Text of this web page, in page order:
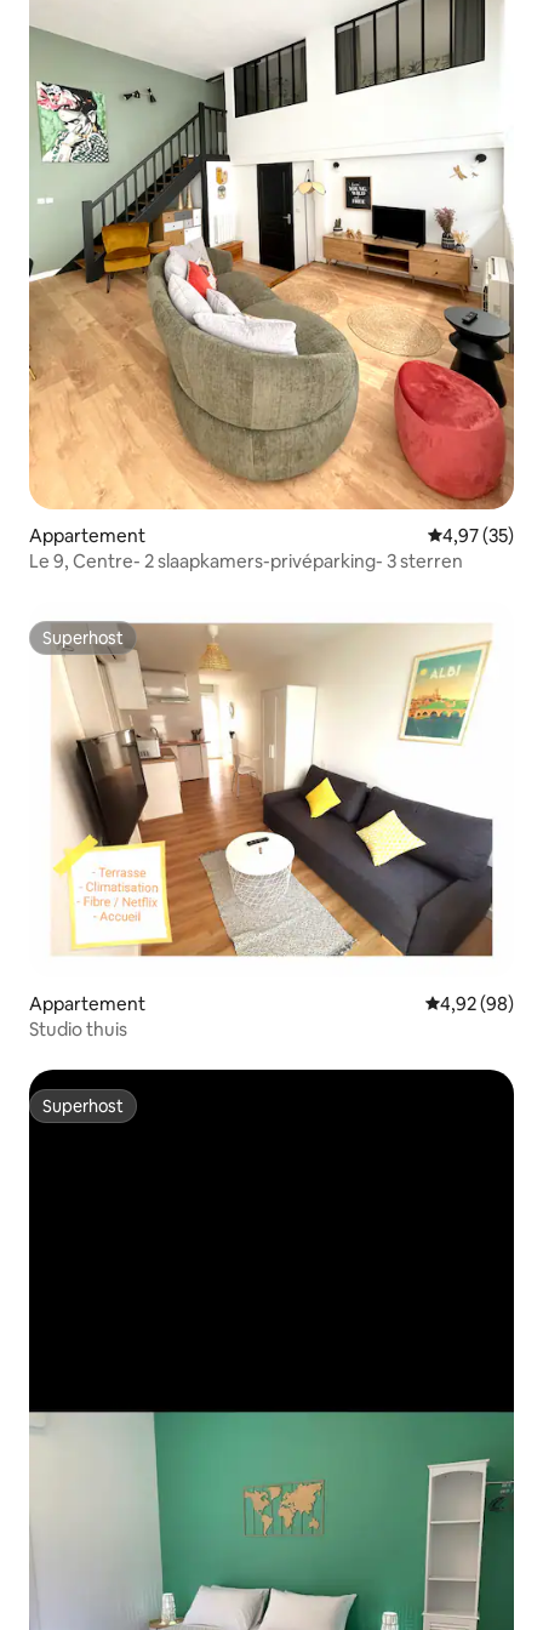
Appartement Gemiddelde
4,97 (35)
Le 9, Centre- 2 slaapkamers-privéparking- 3 sterren
Superhost
Superhost
Appartement Gemiddelde
4,92 (98)
Studio thuis
Superhost
Superhost